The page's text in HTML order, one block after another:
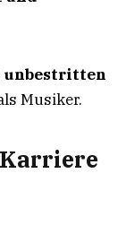
unbestritten
Musiker.